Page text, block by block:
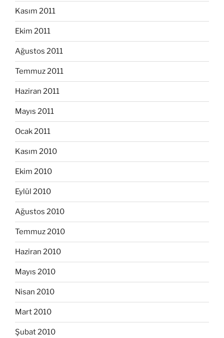
Kasım 2011
Ekim 2011
Ağustos 2011
Temmuz 2011
Haziran 2011
Mayıs 2011
Ocak 2011
Kasım 2010
Ekim 2010
Eylül 2010
Ağustos 2010
Temmuz 2010
Haziran 2010
Mayıs 2010
Nisan 2010
Mart 2010
Şubat 2010